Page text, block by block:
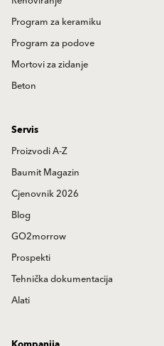
Program za keramiku
Program za podove
Mortovi za zidanje
Beton
Servis
Proizvodi A-Z
Baumit Magazin
Cjenovnik 2026
Blog
GO2morrow
Prospekti
Tehnička dokumentacija
Alati